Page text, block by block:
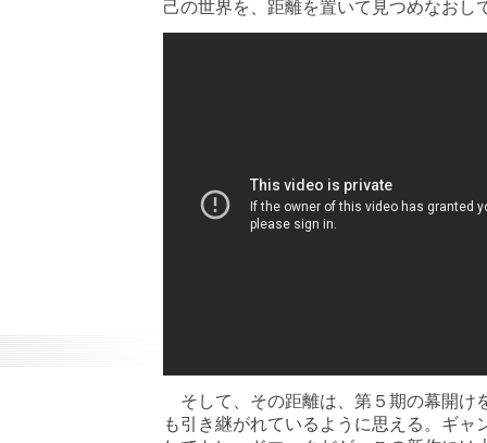
己の世界を、距離を置いて見つめなおし
そして、その距離は、第５期の幕開け
も引き継がれているように思える。ギャ